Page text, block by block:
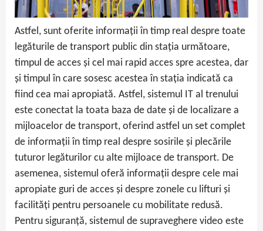
Astfel, sunt oferite informații în timp real despre toate
legăturile de transport public din stația următoare,
timpul de acces și cel mai rapid acces spre acestea, dar
și timpul în care sosesc acestea în stația indicată ca
fiind cea mai apropiată. Astfel, sistemul IT al trenului
este conectat la toata baza de date și de localizare a
mijloacelor de transport, oferind astfel un set complet
de informații în timp real despre sosirile și plecările
tuturor legăturilor cu alte mijloace de transport. De
asemenea, sistemul oferă informații despre cele mai
apropiate guri de acces și despre zonele cu lifturi și
facilități pentru persoanele cu mobilitate redusă.
Pentru siguranță, sistemul de supraveghere video este